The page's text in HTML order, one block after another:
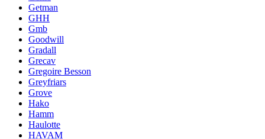
Getman
GHH
Gmb
Goodwill
Gradall
Grecav
Gregoire Besson
Greyfriars
Grove
Hako
Hamm
Haulotte
HAVAM